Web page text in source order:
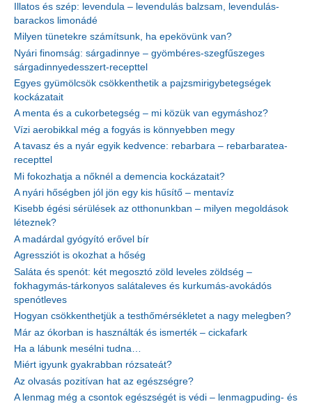
Illatos és szép: levendula – levendulás balzsam, levendulás-
barackos limonádé
Milyen tünetekre számítsunk, ha epekövünk van?
Nyári finomság: sárgadinnye – gyömbéres-szegfűszeges
sárgadinnyedesszert-recepttel
Egyes gyümölcsök csökkenthetik a pajzsmirigybetegségek
kockázatait
A menta és a cukorbetegség – mi közük van egymáshoz?
Vízi aerobikkal még a fogyás is könnyebben megy
A tavasz és a nyár egyik kedvence: rebarbara – rebarbaratea-
recepttel
Mi fokozhatja a nőknél a demencia kockázatait?
A nyári hőségben jól jön egy kis hűsítő – mentavíz
Kisebb égési sérülések az otthonunkban – milyen megoldások
léteznek?
A madárdal gyógyító erővel bír
Agressziót is okozhat a hőség
Saláta és spenót: két megosztó zöld leveles zöldség –
fokhagymás-tárkonyos salátaleves és kurkumás-avokádós
spenótleves
Hogyan csökkenthetjük a testhőmérsékletet a nagy melegben?
Már az ókorban is használták és ismerték – cickafark
Ha a lábunk mesélni tudna…
Miért igyunk gyakrabban rózsateát?
Az olvasás pozitívan hat az egészségre?
A lenmag még a csontok egészségét is védi – lenmagpuding- és